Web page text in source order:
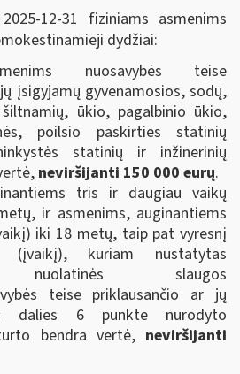
12-31 fiziniams asmenims
dydžiai:
nuosavybės teise
įsigyjamų gyvenamosios, sodų,
ūkio, pagalbinio ūkio,
poilsio paskirties statinių
statinių ir inžinerinių
neviršijanti 150 000 eurų.
tris ir daugiau vaikų
ir asmenims, auginantiems
iki 18 metų, taip pat vyresnį
(įvaikį), kuriam nustatytas
nuolatinės slaugos
teise priklausančio ar jų
dalies 6 punkte nurodyto
bendra vertė, neviršijanti